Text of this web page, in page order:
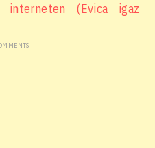
interneten (Evica igaz